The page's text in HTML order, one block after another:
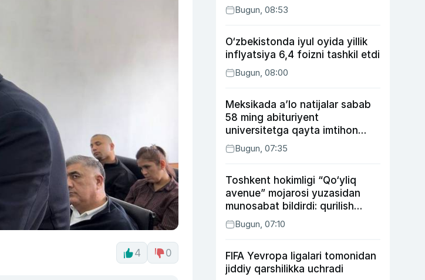
4 0
Bugun, 08:53
O‘zbekistonda iyul oyida yillik
inflyatsiya 6,4 foizni tashkil etdi
Bugun, 08:00
Meksikada a’lo natijalar sabab
58 ming abituriyent
universitetga qayta imtihon
topshiradi
Bugun, 07:35
Toshkent hokimligi “Qo‘yliq
avenue” mojarosi yuzasidan
munosabat bildirdi: qurilish
ishlarining 53 foizi yakunlangan
Bugun, 07:10
FIFA Yevropa ligalari tomonidan
jiddiy qarshilikka uchradi